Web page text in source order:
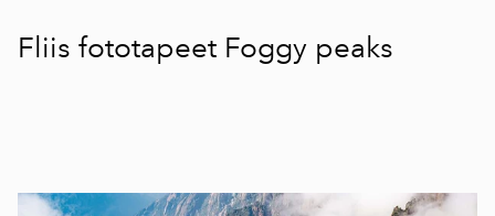
Fliis fototapeet Foggy peaks